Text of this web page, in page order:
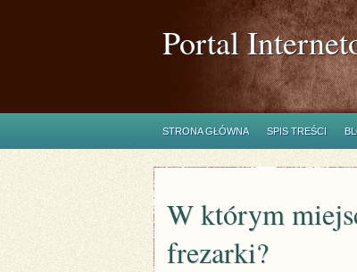
Portal
STRONA GŁÓWNA SPIS TREŚCI
W którym
frezarki?